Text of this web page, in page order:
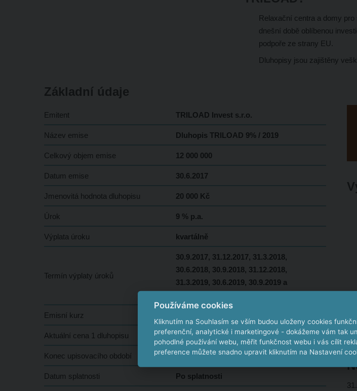
Relaxační centra a domy
dnešní době oblíbenou
podpoře ze strany EU.
Dluhopisy jsou zajištěny
Základní údaje
Emitent TRILOAD Invest s.r.o.
Název emise Dluhopis TRILOAD 9% / 2019
Celkový objem emise 12 000 000
Datum emise 30.6.2017
Jmenovitá hodnota dluhopisu 20 000 Kč
Úrok 9 % p.a.
Výplata úroku kvartálně
Termín výplaty úroků
30.9.2017, 31.12.2017, 31.3.2018,
30.6.2018, 30.9.2018, 31.12.2018,
31.3.2019, 30.6.2019, 30.9.2019 a
Emisní kurz
Aktuální cena 1 dluhopisu 20 000 Kč
Konec upisovacího období 28.2.2018
Datum splatnosti Po splatnosti
Používáme cookies
Kliknutím na Souhlasím se vším budou uloženy cookies
preferenční, analytické i marketingové - dokážeme vám tak
pohodlné používání webu, měřit funkčnost webu i vás cílit
preference můžete snadno upravit kliknutím na Nastavení